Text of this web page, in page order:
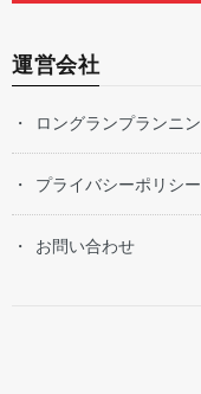
運営会社
ロングランプランニ
プライバシーポリシー
お問い合わせ